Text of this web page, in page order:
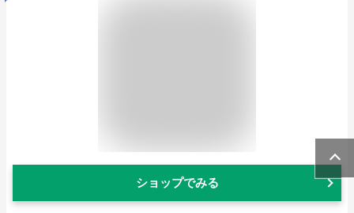
ショップでみる